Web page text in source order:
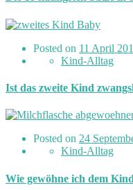
Posted on 11 April
Kind-Alltag
Ist das zweite Kind
Posted on 24
Kind-Alltag
Wie gewöhne ich dem